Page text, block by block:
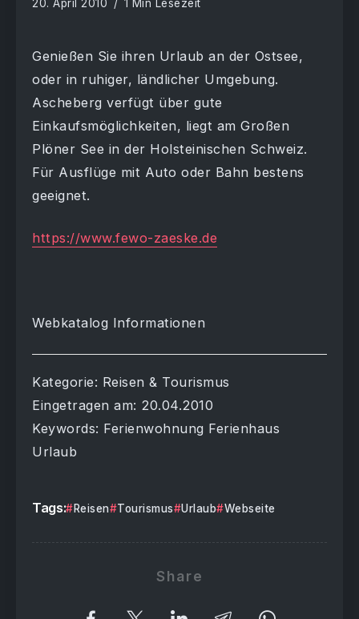
20. April 2010 1 Min Lesezeit
Genießen Sie ihren Urlaub an der Ostsee,
oder in ruhiger, ländlicher Umgebung.
Ascheberg verfügt über gute
Einkaufsmöglichkeiten, liegt am Großen
Plöner See in der Holsteinischen Schweiz.
Für Ausflüge mit Auto oder Bahn bestens
geeignet.
https://www.fewo-zaeske.de
Webkatalog Informationen
Kategorie: Reisen & Tourismus
Eingetragen am: 20.04.2010
Keywords: Ferienwohnung Ferienhaus
Urlaub
Tags: Reisen Tourismus Urlaub Webseite
Share